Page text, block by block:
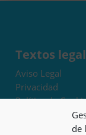
de
Textos
Aviso Legal
Privacidad
Política de
Términos y
Exoneración de